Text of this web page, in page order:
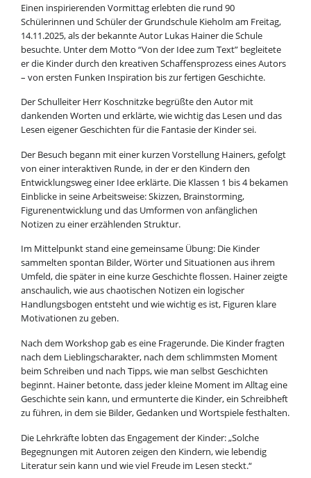
Einen inspirierenden Vormittag erlebten die rund 90
Schülerinnen und Schüler der Grundschule Kieholm am Freitag,
14.11.2025, als der bekannte Autor Lukas Hainer die Schule
besuchte. Unter dem Motto “Von der Idee zum Text” begleitete
er die Kinder durch den kreativen Schaffensprozess eines Autors
– von ersten Funken Inspiration bis zur fertigen Geschichte.
Der Schulleiter Herr Koschnitzke begrüßte den Autor mit
dankenden Worten und erklärte, wie wichtig das Lesen und das
Lesen eigener Geschichten für die Fantasie der Kinder sei.
Der Besuch begann mit einer kurzen Vorstellung Hainers, gefolgt
von einer interaktiven Runde, in der er den Kindern den
Entwicklungsweg einer Idee erklärte. Die Klassen 1 bis 4 bekamen
Einblicke in seine Arbeitsweise: Skizzen, Brainstorming,
Figurenentwicklung und das Umformen von anfänglichen
Notizen zu einer erzählenden Struktur.
Im Mittelpunkt stand eine gemeinsame Übung: Die Kinder
sammelten spontan Bilder, Wörter und Situationen aus ihrem
Umfeld, die später in eine kurze Geschichte flossen. Hainer zeigte
anschaulich, wie aus chaotischen Notizen ein logischer
Handlungsbogen entsteht und wie wichtig es ist, Figuren klare
Motivationen zu geben.
Nach dem Workshop gab es eine Fragerunde. Die Kinder fragten
nach dem Lieblingscharakter, nach dem schlimmsten Moment
beim Schreiben und nach Tipps, wie man selbst Geschichten
beginnt. Hainer betonte, dass jeder kleine Moment im Alltag eine
Geschichte sein kann, und ermunterte die Kinder, ein Schreibheft
zu führen, in dem sie Bilder, Gedanken und Wortspiele festhalten.
Die Lehrkräfte lobten das Engagement der Kinder: „Solche
Begegnungen mit Autoren zeigen den Kindern, wie lebendig
Literatur sein kann und wie viel Freude im Lesen steckt.“